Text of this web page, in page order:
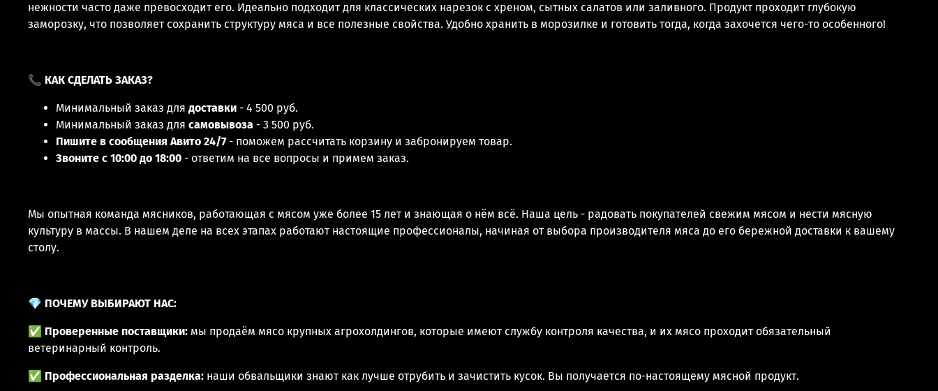
нежности часто даже превосходит его. Идеально подходит для классических нарезок с хреном, сытных салатов или заливного. Продукт проходит глубокую
заморозку, что позволяет сохранить структуру мяса и все полезные свойства. Удобно хранить в морозилке и готовить тогда, когда захочется чего-то особенного!
📞 КАК СДЕЛАТЬ ЗАКАЗ?
Минимальный заказ для доставки - 4 500 руб.
Минимальный заказ для самовывоза - 3 500 руб.
Пишите в сообщения Авито 24/7 - поможем рассчитать корзину и забронируем товар.
Звоните с 10:00 до 18:00 - ответим на все вопросы и примем заказ.
Мы опытная команда мясников, работающая с мясом уже более 15 лет и знающая о нём всё. Наша цель - радовать покупателей свежим мясом и нести мясную
культуру в массы. В нашем деле на всех этапах работают настоящие профессионалы, начиная от выбора производителя мяса до его бережной доставки к вашему
столу.
💎 ПОЧЕМУ ВЫБИРАЮТ НАС:
✅ Проверенные поставщики: мы продаём мясо крупных агрохолдингов, которые имеют службу контроля качества, и их мясо проходит обязательный
ветеринарный контроль.
✅ Профессиональная разделка: наши обвальщики знают как лучше отрубить и зачистить кусок. Вы получается по-настоящему мясной продукт.